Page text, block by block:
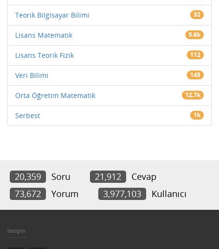
Teorik Bilgisayar Bilimi 32
Lisans Matematik 5.6k
Lisans Teorik Fizik 112
Veri Bilimi 145
Orta Öğretim Matematik 12.7k
Serbest 1k
20,359 Soru 21,912
Cevap
73,672
Yorum 3,977,103 Kullanıcı
İletişim